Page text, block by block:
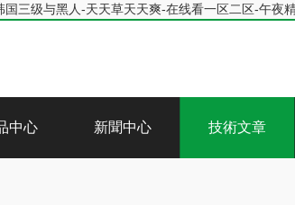
三级与黑人-天天草天天爽-在线看一区二区-午
中心 新聞中心 技術文章